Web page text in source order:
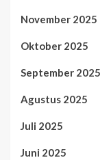
November 2025
Oktober 2025
September 2025
Agustus 2025
Juli 2025
Juni 2025